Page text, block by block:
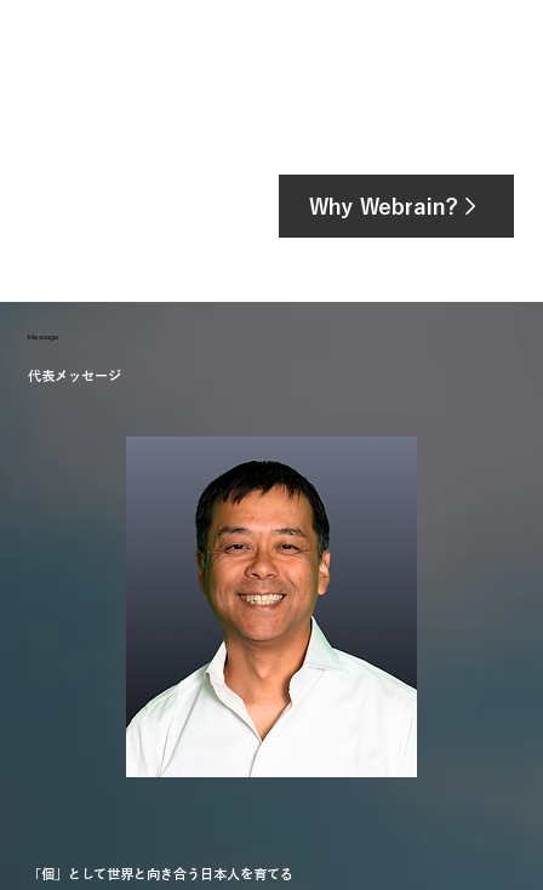
Why Webrain?
​Message
代表メッセージ
「個」として世界と向き合う日本人を育てる